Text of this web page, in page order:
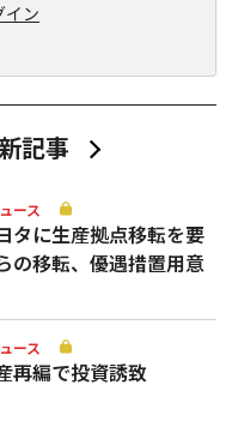
イン
記事
ース
タに生産拠点移転を要
の移転、優遇措置用意
ース
再編で投資誘致